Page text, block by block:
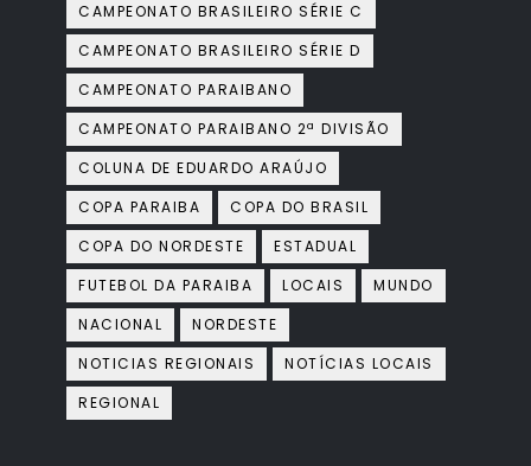
CAMPEONATO BRASILEIRO SÉRIE C
CAMPEONATO BRASILEIRO SÉRIE D
CAMPEONATO PARAIBANO
CAMPEONATO PARAIBANO 2ª DIVISÃO
COLUNA DE EDUARDO ARAÚJO
COPA PARAIBA
COPA DO BRASIL
COPA DO NORDESTE
ESTADUAL
FUTEBOL DA PARAIBA
LOCAIS
MUNDO
NACIONAL
NORDESTE
NOTICIAS REGIONAIS
NOTÍCIAS LOCAIS
REGIONAL